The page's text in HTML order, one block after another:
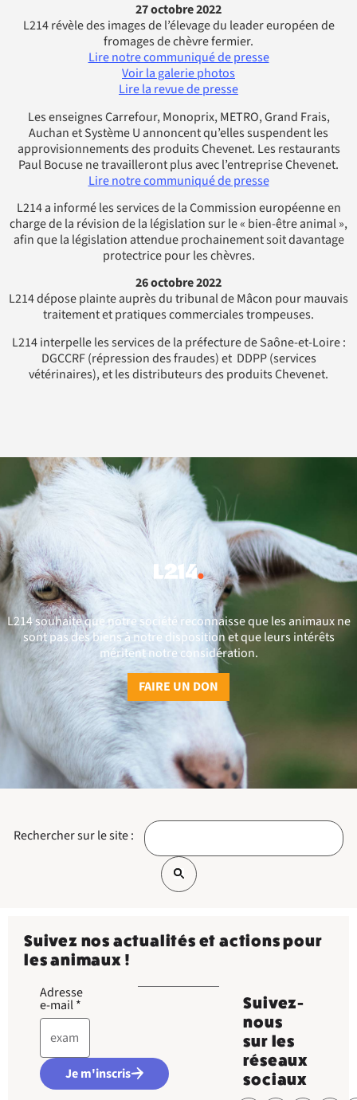
27 octobre 2022
L214 révèle des images de l’élevage du leader européen de
fromages de chèvre fermier.
Lire notre communiqué de presse
Voir la galerie photos
Lire la revue de presse
Les enseignes Carrefour, Monoprix, METRO, Grand Frais,
Auchan et Système U annoncent qu’elles suspendent les
approvisionnements des produits Chevenet. Les restaurants
Paul Bocuse ne travailleront plus avec l’entreprise Chevenet.
Lire notre communiqué de presse
L214 a informé les services de la Commission européenne en
charge de la révision de la législation sur le « bien-être animal »,
afin que la législation attendue prochainement soit davantage
protectrice pour les chèvres.
26 octobre 2022
L214 dépose plainte auprès du tribunal de Mâcon pour mauvais
traitement et pratiques commerciales trompeuses.
L214 interpelle les services de la préfecture de Saône-et-Loire :
DGCCRF (répression des fraudes) et DDPP (services
vétérinaires), et les distributeurs des produits Chevenet.
L214 souhaite que notre société reconnaisse que les animaux ne
sont pas des biens à notre disposition et que leurs intérêts
méritent notre considération.
FAIRE UN DON
Rechercher sur le site :
Suivez nos actualités et actions pour
les animaux !
Adresse
e-mail*
Je m'inscris
Suivez-
nous
sur les
réseaux
sociaux